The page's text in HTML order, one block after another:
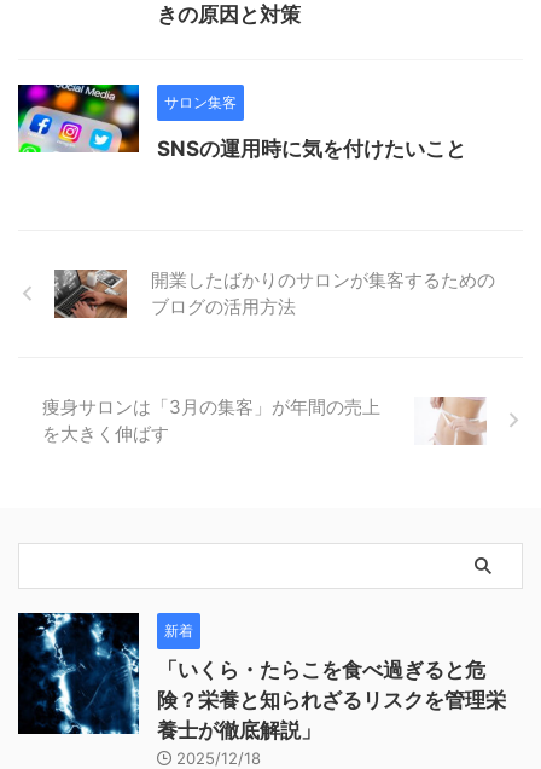
きの原因と対策
サロン集客
SNSの運用時に気を付けたいこと
開業したばかりのサロンが集客するための
ブログの活用方法
痩身サロンは「3月の集客」が年間の売上
を大きく伸ばす
新着
「いくら・たらこを食べ過ぎると危
険？栄養と知られざるリスクを管理栄
養士が徹底解説」
2025/12/18